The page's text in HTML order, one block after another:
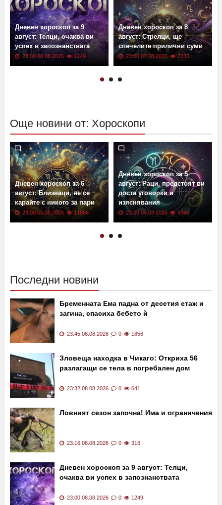
Дневен хороскоп за 9
август: Телци, очаква ви
успех в запознанствата
23:00 08.08.2026 1249
Дневен хороскоп за 8
август: Стрелци, ще
спечелите прилични суми
23:00 07.08.2026 7235
Още новини от: Хороскопи
Дневен хороскоп за 6
август: Близнаци, не се
карайте с никого за пари
23:00 05.08.2026 11066
Дневен хороскоп за 5
август: Раци, предстоят ви
доста уговорки и
изяснявания
23:00 04.08.2026 9346
Последни новини
Бременната Ема падна от десетия етаж и
загина, спасиха бебето ѝ
23:45 08.08.2026 0 1856
Зловеща находка в Чикаго: Откриха 56
разлагащи се тела в погребален дом
23:32 08.08.2026 0 641
Ловният сезон започна! Има и ограничения
23:16 08.08.2026 0 316
Дневен хороскоп за 9 август: Телци,
очаква ви успех в запознанствата
23:00 08.08.2026 0 1249